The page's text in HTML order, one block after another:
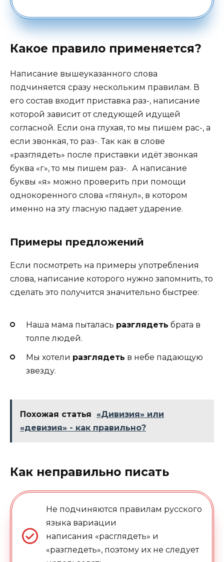
Какое правило применяется?
Написание вышеуказанного слова
подчиняется сразу нескольким правилам. В
его состав входит приставка раз-, написание
которой зависит от следующей идущей
согласной. Если она глухая, то мы пишем рас-, а
если звонкая, то раз-. Так как в слове
«разглядеть» после приставки идёт звонкая
буква «г», то мы пишем раз-. А написание
буквы «я» можно проверить при помощи
однокоренного слова «глянул», в котором
именно на эту гласную падает ударение.
Примеры предложений
Если посмотреть на примеры употребления
слова, написание которого нужно запомнить, то
сделать это получится значительно быстрее:
Наша мама пыталась разглядеть брата в
толпе людей.
Мы хотели разглядеть в небе падающую
звезду.
Похожая статья
«Дивизия» или
«девизия» - как правильно?
Как неправильно писать
Не подчиняются правилам русского
языка вариации
написания «расглядеть» и
«разгледеть», поэтому их не следует